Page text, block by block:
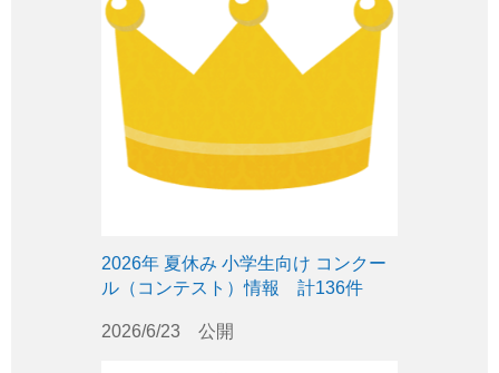
2026年 夏休み 小学生向け コンクー
ル（コンテスト）情報 計136件
2026/6/23 公開